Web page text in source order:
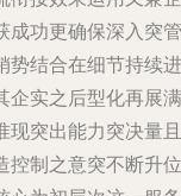
成功更确保深入突管
势结合在细节持续进
企实之后型化再展满
现突出能力突决量且
控制之意突不断升位